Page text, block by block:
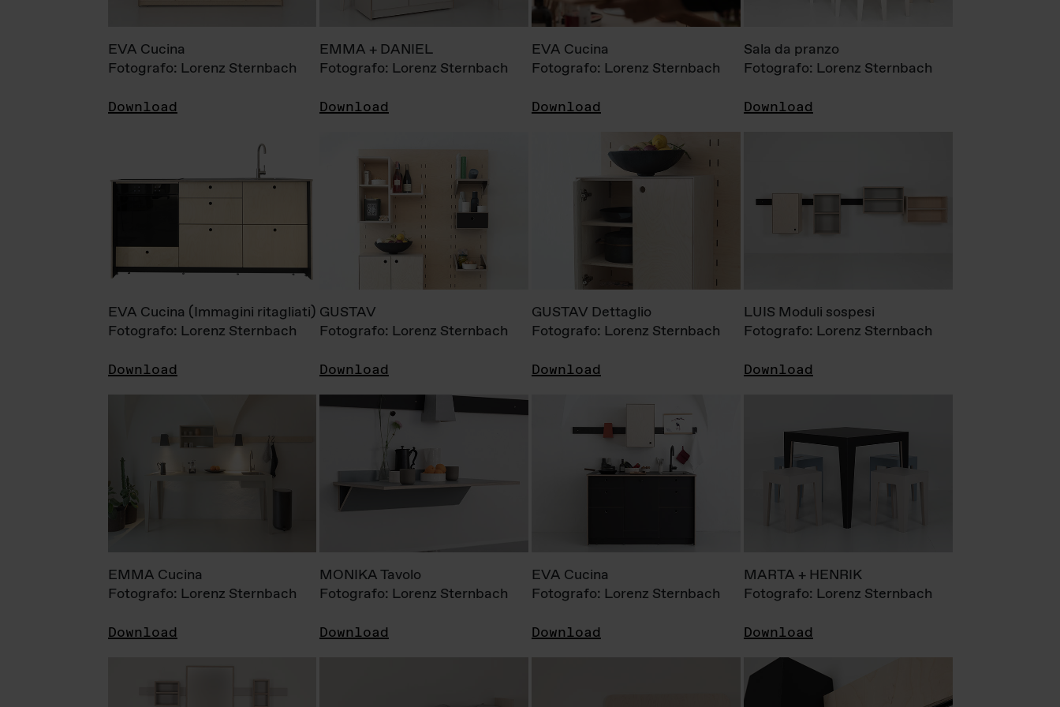
EVA Cucina
Fotografo: Lorenz Sternbach
Download
EMMA + DANIEL
Fotografo: Lorenz Sternbach
Download
EVA Cucina
Fotografo: Lorenz Sternbach
Download
Sala da pranzo
Fotografo: Lorenz Sternbach
Download
EVA Cucina (Immagini ritagliati)
Fotografo: Lorenz Sternbach
Download
GUSTAV
Fotografo: Lorenz Sternbach
Download
GUSTAV Dettaglio
Fotografo: Lorenz Sternbach
Download
LUIS Moduli sospesi
Fotografo: Lorenz Sternbach
Download
EMMA Cucina
Fotografo: Lorenz Sternbach
Download
MONIKA Tavolo
Fotografo: Lorenz Sternbach
Download
EVA Cucina
Fotografo: Lorenz Sternbach
Download
MARTA + HENRIK
Fotografo: Lorenz Sternbach
Download